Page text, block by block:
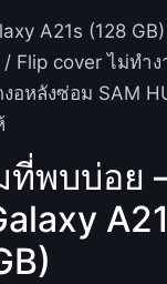
A21s (128
Flip cover ไม่ทำง
อหลังซ่อม SAM
ที่พบบ่อย